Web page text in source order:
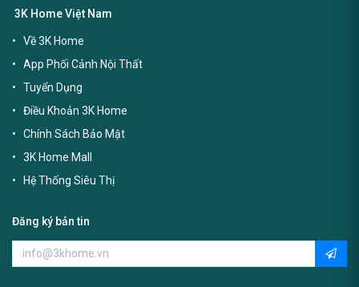
3K Home Việt Nam
Về 3K Home
App Phối Cảnh Nội Thất
Tuyển Dụng
Điều Khoản 3K Home
Chính Sách Bảo Mật
3K Home Mall
Hệ Thống Siêu Thị
Đăng ký bản tin